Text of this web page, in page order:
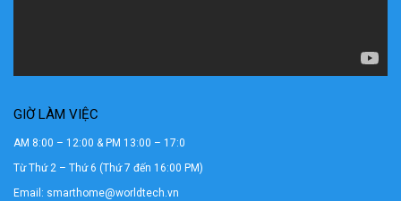
GIỜ LÀM VIỆC
AM 8:00 – 12:00 & PM 13:00 – 17:0
Từ Thứ 2 – Thứ 6 (Thứ 7 đến 16:00 PM)
Email: smarthome@worldtech.vn